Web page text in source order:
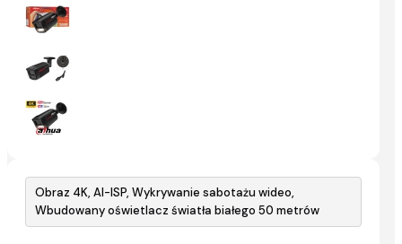
Obraz 4K, AI-ISP, Wykrywanie sabotażu wideo,
Wbudowany oświetlacz światła białego 50 metrów